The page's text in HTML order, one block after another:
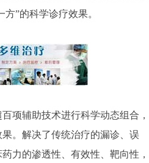
方”的科学诊疗效果。
辅助技术进行科学动态组合，
。解决了传统治疗的漏诊、误
力的渗透性、有效性、靶向性，